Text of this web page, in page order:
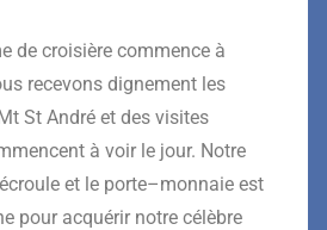
de croisière commence à
recevons dignement les
St André et des visites
à voir le jour. Notre
et le porte–monnaie est
pour acquérir notre célèbre